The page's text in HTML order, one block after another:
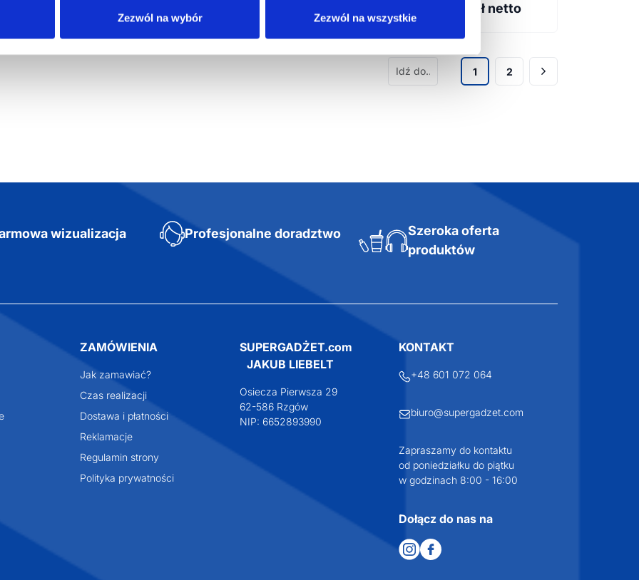
Zezwól na wybór Zezwól na wszystkie
zł netto
1 2
wizualizacja Profesjonalne doradztwo
Szeroka oferta
produktów
ZAMÓWIENIA
Jak zamawiać?
Czas realizacji
Dostawa i płatności
Reklamacje
Regulamin strony
Polityka prywatności
SUPERGADŻET.com
JAKUB LIEBELT
Osiecza Pierwsza 29
62-586 Rzgów
NIP: 6652893990
KONTAKT
+48 601 072 064
biuro@supergadzet.com
Zapraszamy do kontaktu
od poniedziałku do piątku
w godzinach 8:00 - 16:00
Dołącz do nas na